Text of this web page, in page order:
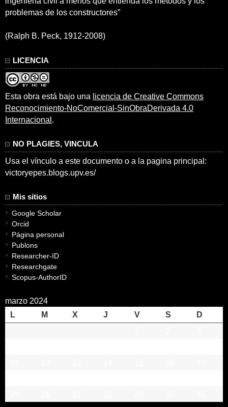
problemas de los constructores”
(Ralph B. Peck, 1912-2008)
LICENCIA
Esta obra está bajo una licencia de Creative Commons
Reconocimiento-NoComercial-SinObraDerivada 4.0
Internacional .
NO PLAGIES, VINCULA
Usa el vínculo a este documento o a la pagina principal:
victoryepes.blogs.upv.es/
Mis sitios
Google Scholar
Orcid
Página personal
Publons
Researcher-ID
Researchgate
Scopus-AuthorID
marzo 2024
L
M X J V S
D